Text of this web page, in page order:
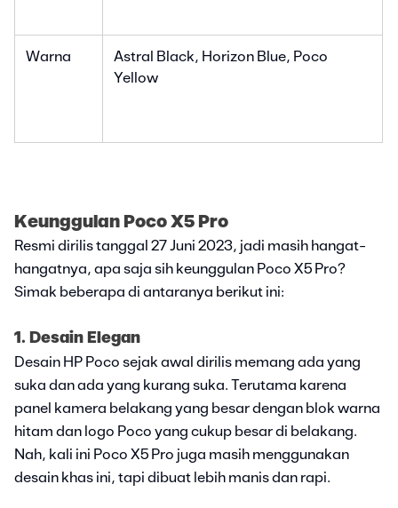
Warna
Astral Black, Horizon Blue, Poco
Yellow
Keunggulan Poco X5 Pro
Resmi dirilis tanggal 27 Juni 2023, jadi masih hangat-
hangatnya, apa saja sih keunggulan Poco X5 Pro?
Simak beberapa di antaranya berikut ini:
1. Desain Elegan
Desain HP Poco sejak awal dirilis memang ada yang
suka dan ada yang kurang suka. Terutama karena
panel kamera belakang yang besar dengan blok warna
hitam dan logo Poco yang cukup besar di belakang.
Nah, kali ini Poco X5 Pro juga masih menggunakan
desain khas ini, tapi dibuat lebih manis dan rapi.